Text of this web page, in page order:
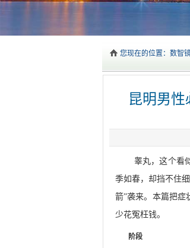
您现在的位置： 数智
昆明男性
睾丸，这个看
季如春，却挡不住
箭”袭来。本篇把症
少花冤枉钱。
阶段